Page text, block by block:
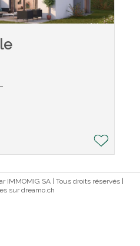
IMMOMIG SA | Tous droits réservés |
surdreamo.ch